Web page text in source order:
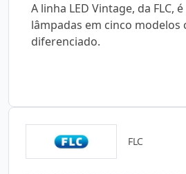
A linha LED Vintage, da FLC,
lâmpadas em cinco modelos
diferenciado.
FLC
Catálogos para